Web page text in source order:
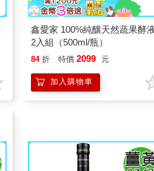
鑫愛家 100%純釀天然蔬果酵
2入組（500ml/瓶）
84 折 特價 2099 元
加入購物車